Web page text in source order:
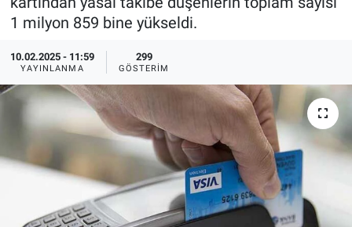
1 milyon 859 bine yükseldi.
10.02.2025 - 11:59
YAYINLANMA
299
GÖSTERIM
Eğitim
Eğlence
Ekonomi
Forum
Gerçeğin İzinde
Gün Başlıyor